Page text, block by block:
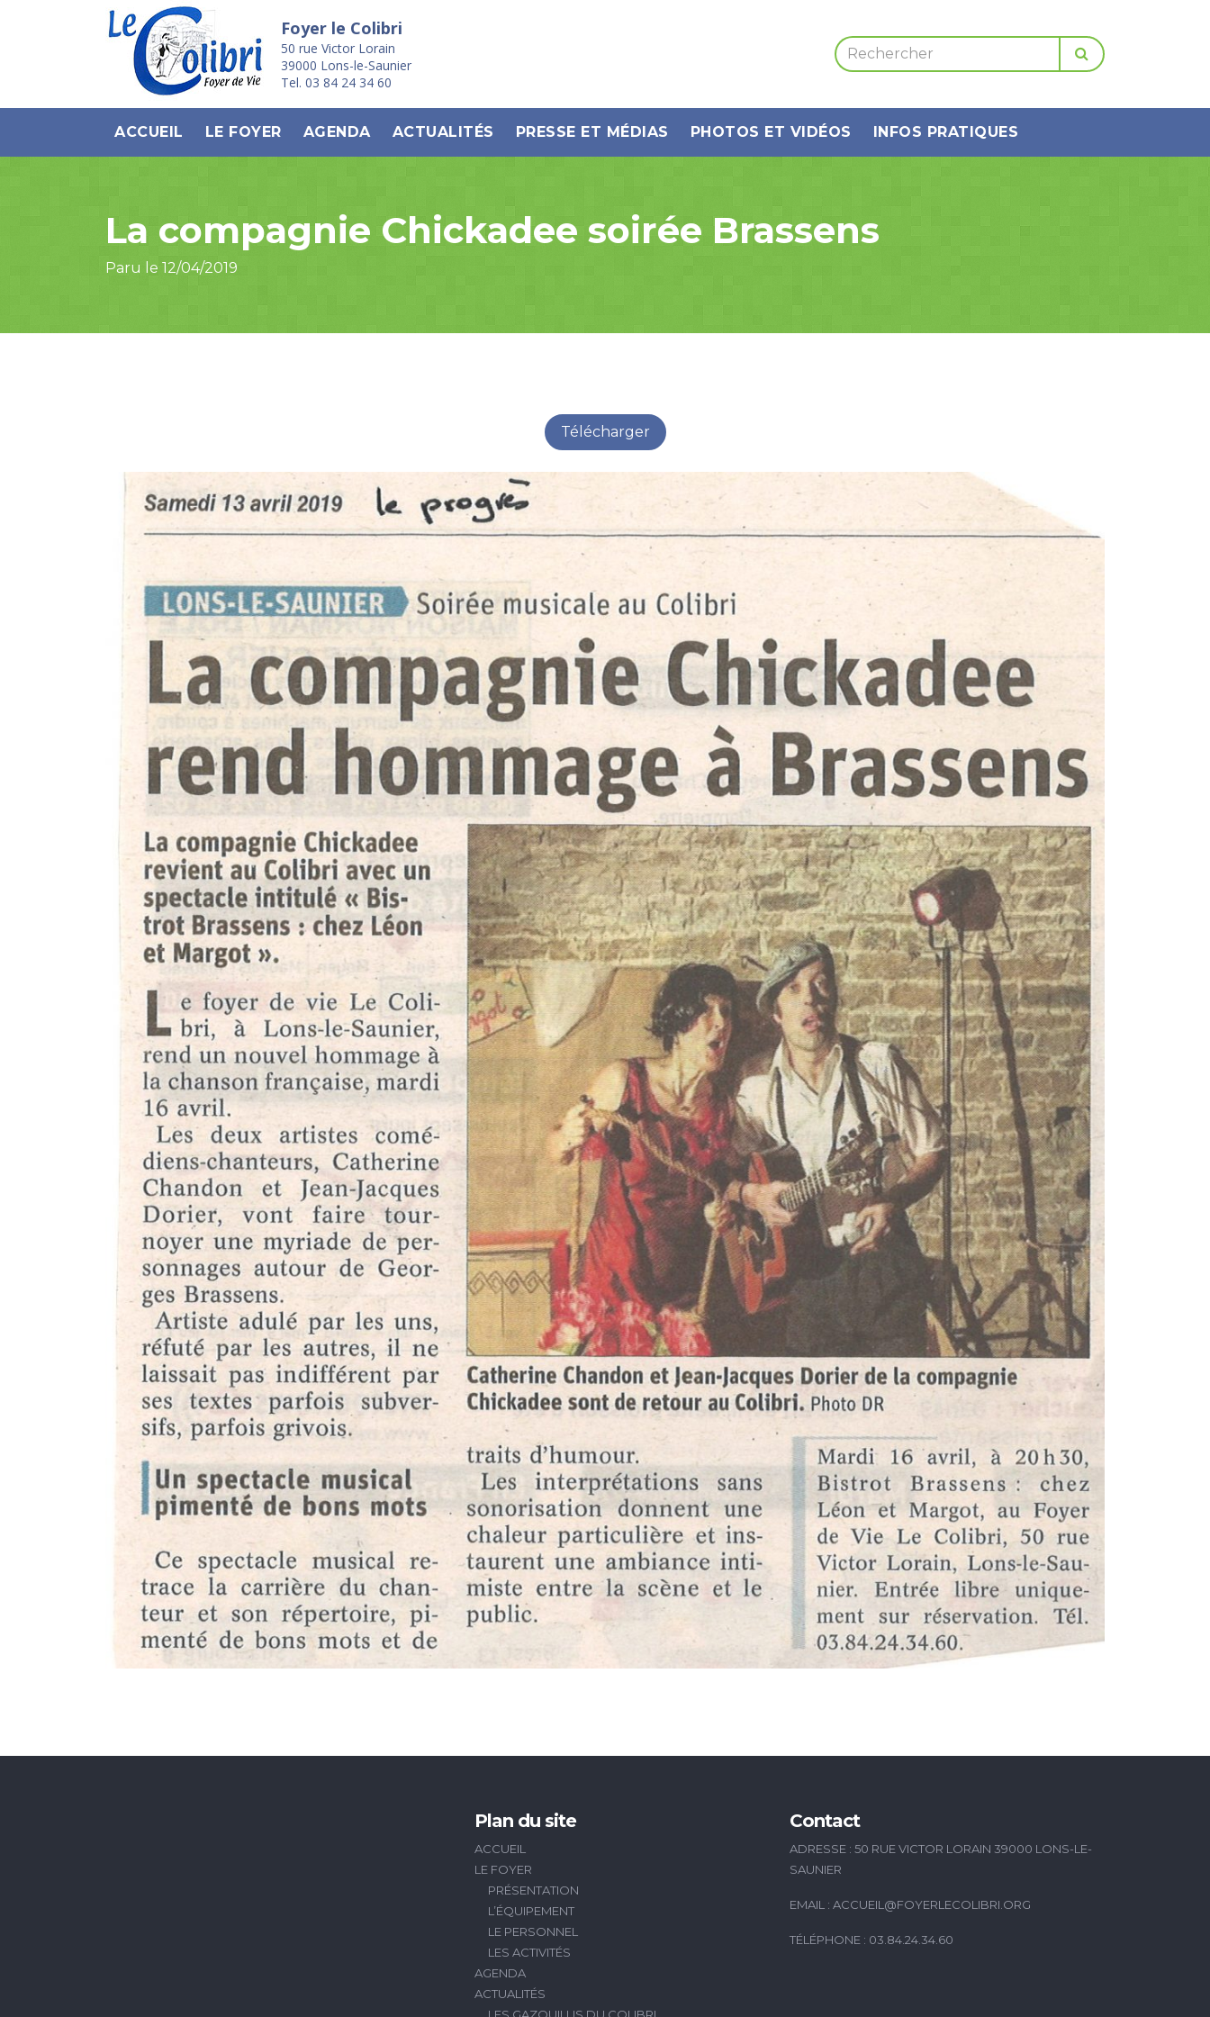
Foyer le Colibri
50 rue Victor Lorain
39000 Lons-le-Saunier
Tel. 03 84 24 34 60
ACCUEIL LE FOYER AGENDA ACTUALITÉS PRESSE ET MÉDIAS PHOTOS ET VIDÉOS INFOS PRATIQUES
La compagnie Chickadee soirée Brassens
Paru le 12/04/2019
Télécharger
Plan du site
ACCUEIL
LE FOYER
PRÉSENTATION
L’ÉQUIPEMENT
LE PERSONNEL
LES ACTIVITÉS
AGENDA
ACTUALITÉS
Contact
ADRESSE : 50 RUE VICTOR LORAIN 39000 LONS-LE-
SAUNIER
EMAIL : ACCUEIL@FOYERLECOLIBRI.ORG
TÉLÉPHONE : 03.84.24.34.60